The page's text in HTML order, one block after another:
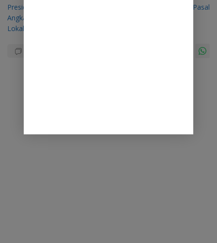
Presiden Prabowo Bakal
Angkat Budaya dan Kearifan
Lokal Sulawesi Utara
Tuntaskan 92 Pasal